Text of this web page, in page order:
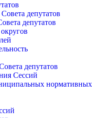
депутатов
депутатов
депутатов
Сессий
нормативных